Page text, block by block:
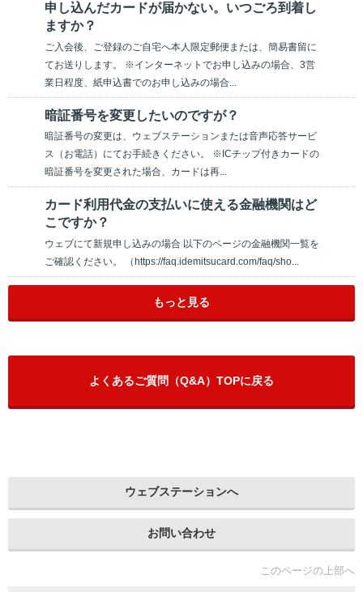
申し込んだカードが届かない。いつごろ到着し
ますか？
ご入会後、ご登録のご自宅へ本人限定郵便または、簡易書留に
てお送りします。 ※インターネットでお申し込みの場合、3営
業日程度、紙申込書でのお申し込みの場合...
暗証番号を変更したいのですが？
暗証番号の変更は、ウェブステーションまたは音声応答サービ
ス（お電話）にてお手続きください。 ※ICチップ付きカードの
暗証番号を変更された場合、カードは再...
カード利用代金の支払いに使える金融機関はど
こですか？
ウェブにて新規申し込みの場合 以下のページの金融機関一覧を
ご確認ください。 （https://faq.idemitsucard.com/faq/sho...
もっと見る
よくあるご質問（Q&A）TOPに戻る
ウェブステーションへ
お問い合わせ
このページの上部へ